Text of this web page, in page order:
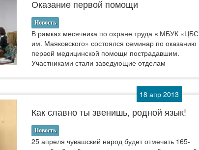
Оказание первой помощи
Новость
В рамках месячника по охране труда в МБУК «ЦБС
им. Маяковского» состоялся семинар по оказанию
первой медицинской помощи пострадавшим.
Участниками стали заведующие отделам
18 апр 2013
Как славно ты звенишь, родной язык!
Новость
25 апреля чувашский народ будет отмечать 165-